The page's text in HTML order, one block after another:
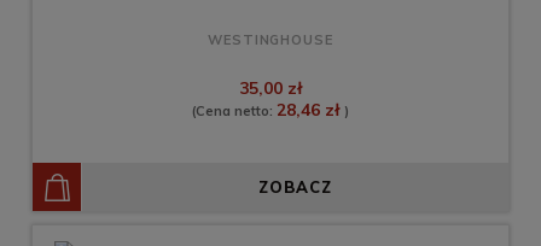
WESTINGHOUSE
35,00 zł
(Cena netto: 28,46 zł )
ZOBACZ